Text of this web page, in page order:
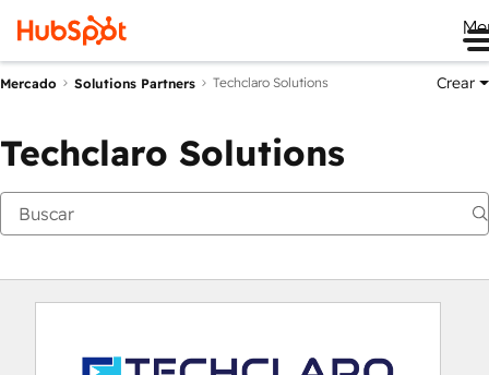
Mercado Solutions Partners Techclaro Solutions Crear
Techclaro Solutions